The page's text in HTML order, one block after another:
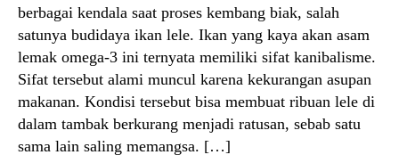
berbagai kendala saat proses kembang biak, salah
satunya budidaya ikan lele. Ikan yang kaya akan asam
lemak omega-3 ini ternyata memiliki sifat kanibalisme.
Sifat tersebut alami muncul karena kekurangan asupan
makanan. Kondisi tersebut bisa membuat ribuan lele di
dalam tambak berkurang menjadi ratusan, sebab satu
sama lain saling memangsa. […]